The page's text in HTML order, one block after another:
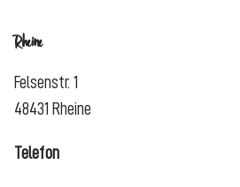
Rheine
Felsenstr. 1
48431 Rheine
Telefon